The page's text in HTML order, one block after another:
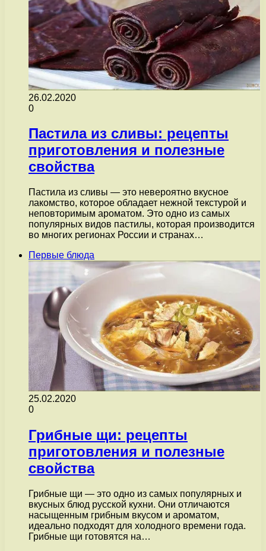
26.02.2020
0
Пастила из сливы: рецепты
приготовления и полезные
свойства
Пастила из сливы — это невероятно вкусное
лакомство, которое обладает нежной текстурой и
неповторимым ароматом. Это одно из самых
популярных видов пастилы, которая производится
во многих регионах России и странах…
Первые блюда
25.02.2020
0
Грибные щи: рецепты
приготовления и полезные
свойства
Грибные щи — это одно из самых популярных и
вкусных блюд русской кухни. Они отличаются
насыщенным грибным вкусом и ароматом,
идеально подходят для холодного времени года.
Грибные щи готовятся на…